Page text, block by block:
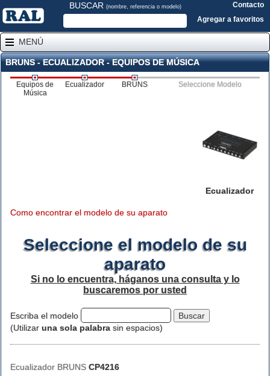
BUSCAR (nombre, referencia o modelo)
Contacto
Agregar a favoritos
MENÚ
BRUNS - ECUALIZADOR - EQUIPOS DE MÚSICA
Equipos de
Música
Ecualizador BRUNS Seleccione Modelo
Ecualizador
Como encontrar el modelo de su aparato
Seleccione el modelo de su
aparato
Si no lo encuentra, háganos una consulta y lo
buscaremos por usted
Escriba el modelo
(Utilizar una sola palabra sin espacios)
Ecualizador BRUNS CP4216